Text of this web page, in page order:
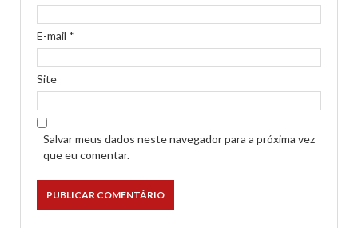
E-mail *
Site
Salvar meus dados neste navegador para a próxima vez
que eu comentar.